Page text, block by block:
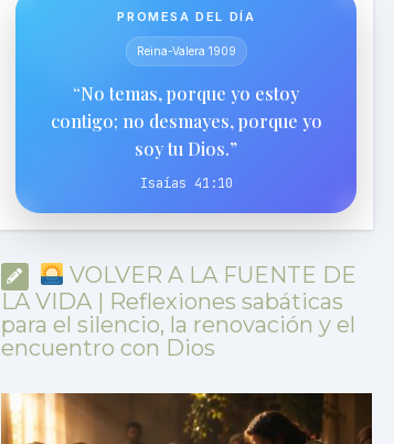
PROMESA DEL DÍA
Reina-Valera 1909
“No temas, porque yo estoy
contigo; no desmayes, porque yo
soy tu Dios.”
Isaías 41:10
VOLVER A LA FUENTE DE
LA VIDA | Reflexiones sabáticas
para el silencio, la renovación y el
encuentro con Dios